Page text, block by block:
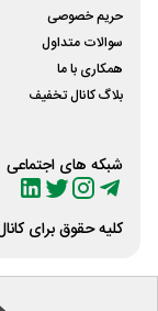
حریم خصوصی
سوالات متداول
همکاری با ما
بلاگ کانال تخفیف
شبکه های اجتماعی
کلیه حقوق برای